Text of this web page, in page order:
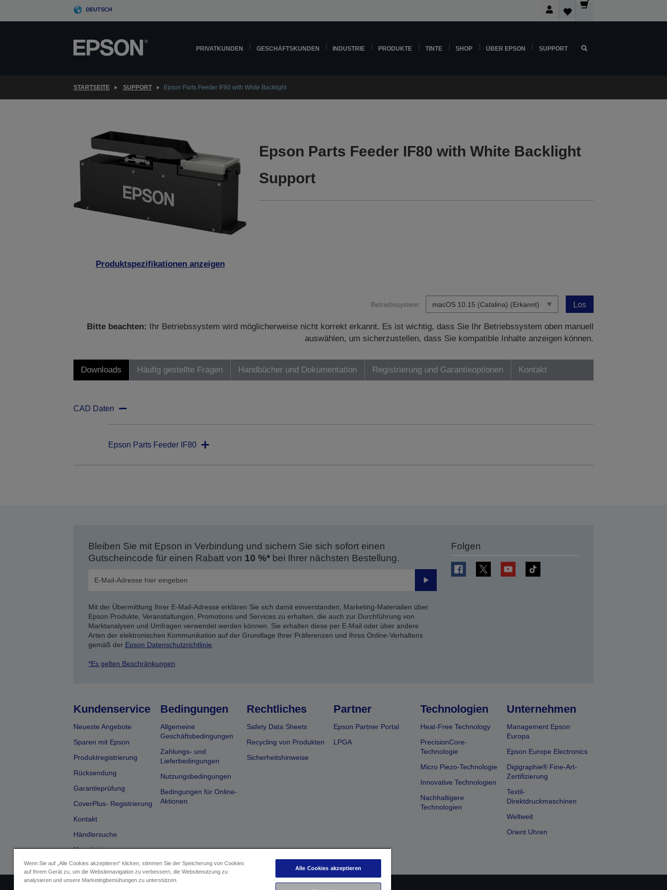
DEUTSCH
PRIVATKUNDEN GESCHÄFTSKUNDEN INDUSTRIE PRODUKTE TINTE SHOP ÜBER EPSON SUPPORT
STARTSEITE SUPPORT Epson Parts Feeder IF80 with White Backlight
Produktspezifikationen anzeigen
Epson Parts Feeder IF80 with White Backlight
Support
Betriebssystem: Los
Bitte beachten:
Ihr Betriebssystem wird möglicherweise nicht korrekt erkannt. Es ist wichtig, dass Sie Ihr Betriebssystem oben manuell
auswählen, um sicherzustellen, dass Sie kompatible Inhalte anzeigen können.
Downloads Häufig gestellte Fragen Handbücher und Dokumentation Registrierung und Garantieoptionen Kontakt
CAD Daten
Epson Parts Feeder IF80
Bleiben Sie mit Epson in Verbindung und sichern Sie sich sofort einen
Gutscheincode für einen Rabatt von 10 %*bei Ihrer nächsten Bestellung.
Senden
Mit der Übermittlung Ihrer E-Mail-Adresse erklären Sie sich damit einverstanden, Marketing-Materialien über
Epson Produkte, Veranstaltungen, Promotions und Services zu erhalten, die auch zur Durchführung von
Marktanalysen und Umfragen verwendet werden können. Sie erhalten diese per E-Mail oder über andere
Arten der elektronischen Kommunikation auf der Grundlage Ihrer Präferenzen und Ihres Online-Verhaltens
gemäß der Epson Datenschutzrichtlinie.
*Es gelten Beschränkungen
Folgen
Kundenservice
Neueste Angebote
Sparen mit Epson
Produktregistrierung
Rücksendung
Garantieprüfung
CoverPlus- Registrierung
Kontakt
Händlersuche
Newsletter
Bedingungen
Allgemeine
Geschäftsbedingungen
Zahlungs- und
Lieferbedingungen
Nutzungsbedingungen
Bedingungen für Online-
Aktionen
Rechtliches
Safety Data Sheets
Recycling von Produkten
Sicherheitshinweise
Partner
Epson Partner Portal
LPGA
Technologien
Heat-Free Technology
PrecisionCore-
Technologie
Micro Piezo-Technologie
Innovative Technologien
Nachhaltigere
Technologien
Unternehmen
Management Epson
Europa
Epson Europe Electronics
Digigraphie® Fine-Art-
Zertifizierung
Textil-
Direktdruckmaschinen
Weltweit
Orient Uhren
Wenn Sie auf „Alle Cookies akzeptieren“ klicken, stimmen Sie der Speicherung von Cookies
auf Ihrem Gerät zu, um die Websitenavigation zu verbessern, die Websitenutzung zu
analysieren und unsere Marketingbemühungen zu unterstützen.
Alle Cookies akzeptieren